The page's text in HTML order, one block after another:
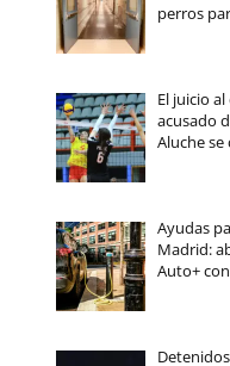
perros
El juicio
acusado
Aluche se
Ayudas
Madrid:
Auto+